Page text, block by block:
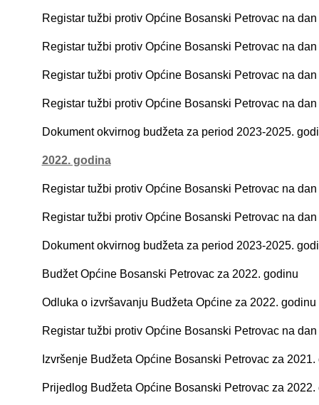
Registar tužbi protiv Općine Bosanski Petrovac na
Registar tužbi protiv Općine Bosanski Petrovac na
Registar tužbi protiv Općine Bosanski Petrovac na
Registar tužbi protiv Općine Bosanski Petrovac na
Dokument okvirnog budžeta za period 2023-2025.
2022. godina
Registar tužbi protiv Općine Bosanski Petrovac na
Registar tužbi protiv Općine Bosanski Petrovac na
Dokument okvirnog budžeta za period 2023-2025.
Budžet Općine Bosanski Petrovac za 2022. godinu
Odluka o izvršavanju Budžeta Općine za 2022. godinu
Registar tužbi protiv Općine Bosanski Petrovac na
Izvršenje Budžeta Općine Bosanski Petrovac za 2021.
Prijedlog Budžeta Općine Bosanski Petrovac za 2022.